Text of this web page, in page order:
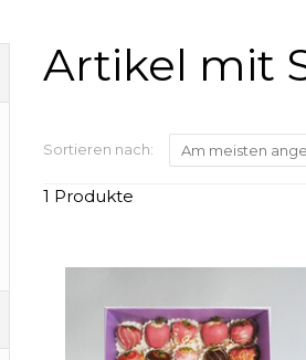
Artikel mit
Sortieren nach: Am meisten
1 Produkte